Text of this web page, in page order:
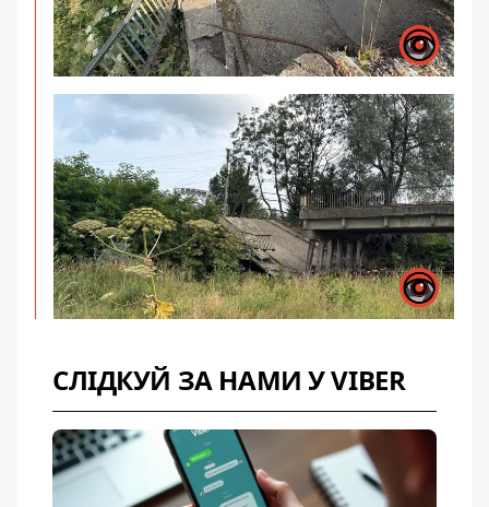
СЛІДКУЙ ЗА НАМИ У VIBER